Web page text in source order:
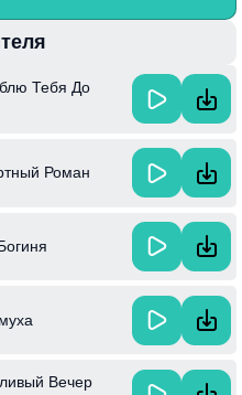
выпущена в 1991 году и
песен Серова, укрепив его
Тебя До
Роман
Вечер